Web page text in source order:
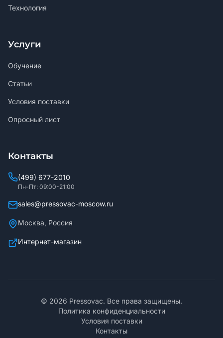
Технология
Услуги
Обучение
Статьи
Условия поставки
Опросный лист
Контакты
(499) 677-2010
Пн-Пт: 09:00-21:00
sales@pressovac-moscow.ru
Москва, Россия
Интернет-магазин
© 2026 Pressovac. Все права защищены.
Политика конфиденциальности
Условия поставки
Контакты